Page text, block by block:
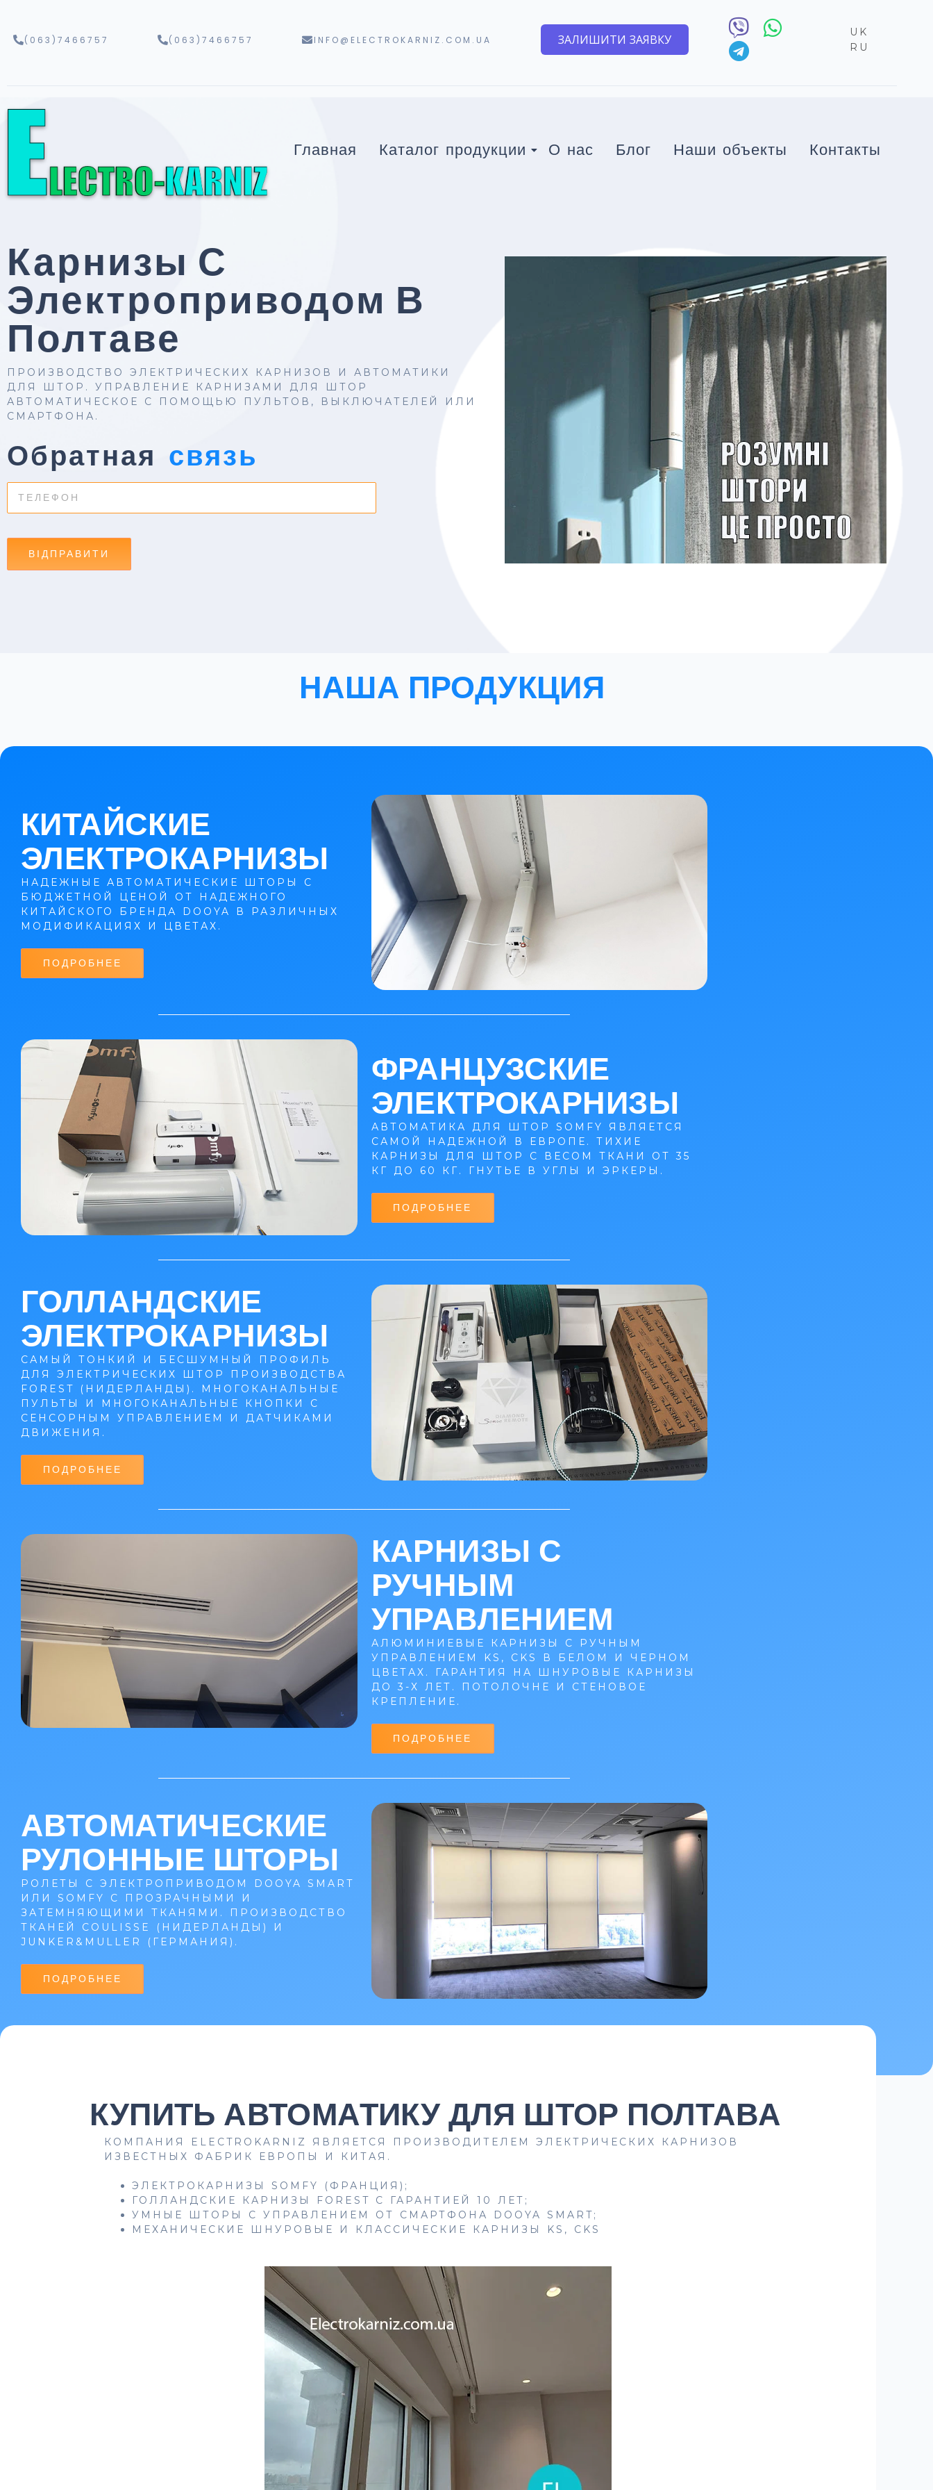
(063)7466757 (063)7466757 INFO@ELECTROKARNIZ.COM.UA ЗАЛИШИТИ ЗАЯВКУ
UK
RU
Главная Каталог продукции О нас Блог Наши объекты Контакты
Карнизы С
Электроприводом В
Полтаве
ПРОИЗВОДСТВО ЭЛЕКТРИЧЕСКИХ КАРНИЗОВ И АВТОМАТИКИ
ДЛЯ ШТОР. УПРАВЛЕНИЕ КАРНИЗАМИ ДЛЯ ШТОР
АВТОМАТИЧЕСКОЕ С ПОМОЩЬЮ ПУЛЬТОВ, ВЫКЛЮЧАТЕЛЕЙ ИЛИ
СМАРТФОНА.
Обратная связь
НАША ПРОДУКЦИЯ
КИТАЙСКИЕ
ЭЛЕКТРОКАРНИЗЫ
НАДЕЖНЫЕ АВТОМАТИЧЕСКИЕ ШТОРЫ С
БЮДЖЕТНОЙ ЦЕНОЙ ОТ НАДЕЖНОГО
КИТАЙСКОГО БРЕНДА DOOYA В РАЗЛИЧНЫХ
МОДИФИКАЦИЯХ И ЦВЕТАХ.
ПОДРОБНЕЕ
ФРАНЦУЗСКИЕ
ЭЛЕКТРОКАРНИЗЫ
АВТОМАТИКА ДЛЯ ШТОР SOMFY ЯВЛЯЕТСЯ
САМОЙ НАДЕЖНОЙ В ЕВРОПЕ. ТИХИЕ
КАРНИЗЫ ДЛЯ ШТОР С ВЕСОМ ТКАНИ ОТ 35
КГ ДО 60 КГ. ГНУТЬЕ В УГЛЫ И ЭРКЕРЫ.
ПОДРОБНЕЕ
ГОЛЛАНДСКИЕ
ЭЛЕКТРОКАРНИЗЫ
САМЫЙ ТОНКИЙ И БЕСШУМНЫЙ ПРОФИЛЬ
ДЛЯ ЭЛЕКТРИЧЕСКИХ ШТОР ПРОИЗВОДСТВА
FOREST (НИДЕРЛАНДЫ). МНОГОКАНАЛЬНЫЕ
ПУЛЬТЫ И МНОГОКАНАЛЬНЫЕ КНОПКИ С
СЕНСОРНЫМ УПРАВЛЕНИЕМ И ДАТЧИКАМИ
ДВИЖЕНИЯ.
ПОДРОБНЕЕ
КАРНИЗЫ С
РУЧНЫМ
УПРАВЛЕНИЕМ
АЛЮМИНИЕВЫЕ КАРНИЗЫ С РУЧНЫМ
УПРАВЛЕНИЕМ KS, CKS В БЕЛОМ И ЧЕРНОМ
ЦВЕТАХ. ГАРАНТИЯ НА ШНУРОВЫЕ КАРНИЗЫ
ДО 3-Х ЛЕТ. ПОТОЛОЧНЕ И СТЕНОВОЕ
КРЕПЛЕНИЕ.
ПОДРОБНЕЕ
АВТОМАТИЧЕСКИЕ
РУЛОННЫЕ ШТОРЫ
РОЛЕТЫ С ЭЛЕКТРОПРИВОДОМ DOOYA SMART
ИЛИ SOMFY С ПРОЗРАЧНЫМИ И
ЗАТЕМНЯЮЩИМИ ТКАНЯМИ. ПРОИЗВОДСТВО
ТКАНЕЙ COULISSE (НИДЕРЛАНДЫ) И
JUNKER&MULLER (ГЕРМАНИЯ).
ПОДРОБНЕЕ
КУПИТЬ АВТОМАТИКУ ДЛЯ ШТОР ПОЛТАВА
КОМПАНИЯ ELECTROKARNIZ ЯВЛЯЕТСЯ ПРОИЗВОДИТЕЛЕМ ЭЛЕКТРИЧЕСКИХ КАРНИЗОВ
ИЗВЕСТНЫХ ФАБРИК ЕВРОПЫ И КИТАЯ.
ЭЛЕКТРОКАРНИЗЫ SOMFY (ФРАНЦИЯ);
ГОЛЛАНДСКИЕ КАРНИЗЫ FOREST С ГАРАНТИЕЙ 10 ЛЕТ;
УМНЫЕ ШТОРЫ С УПРАВЛЕНИЕМ ОТ СМАРТФОНА DOOYA SMART;
МЕХАНИЧЕСКИЕ ШНУРОВЫЕ И КЛАССИЧЕСКИЕ КАРНИЗЫ KS, CKS